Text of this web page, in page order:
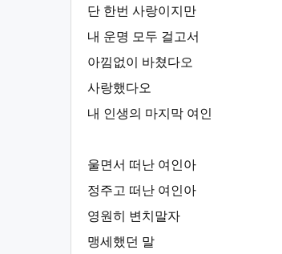
단 한번 사랑이지만
내 운명 모두 걸고서
아낌없이 바쳤다오
사랑했다오
내 인생의 마지막 여인
울면서 떠난 여인아
정주고 떠난 여인아
영원히 변치말자
맹세했던 말